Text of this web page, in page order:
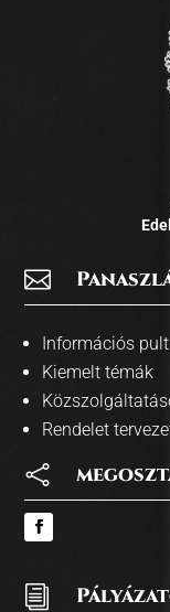

Információs pult
Kiemelt témák
Rendelet

i